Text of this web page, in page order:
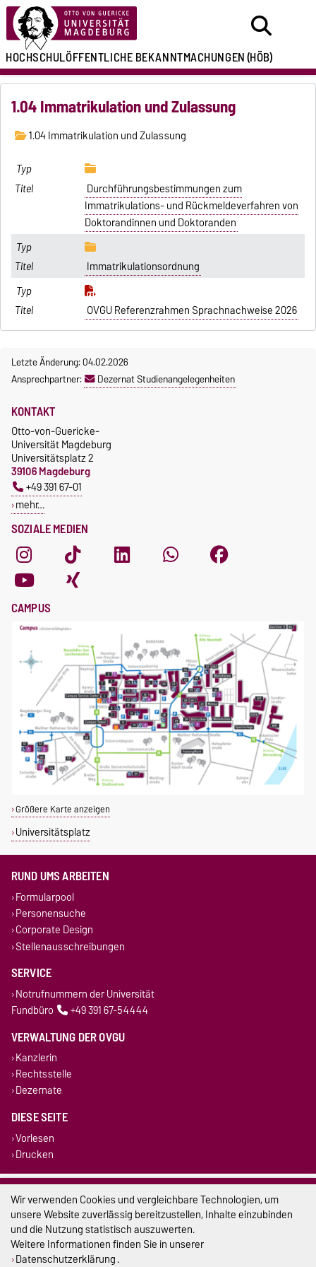
HOCHSCHULÖFFENTLICHEBEKANNTMACHUNGEN(HÖB)
1.04 Immatrikulation und Zulassung
1.04 Immatrikulation und Zulassung
Durchführungsbestimmungen zum
Immatrikulations- und Rückmeldeverfahren von
Doktorandinnen und Doktoranden
Immatrikulationsordnung
OVGU Referenzrahmen Sprachnachweise 2026
Letzte Änderung: 04.02.2026
Ansprechpartner:
Dezernat Studienangelegenheiten
SOZIALE MEDIEN
KONTAKT
Otto-von-Guericke-
Universität Magdeburg
Universitätsplatz 2
39106 Magdeburg
+49 391 67-01
mehr…
CAMPUS
Größere Karte anzeigen
Universitätsplatz
RUND UMS ARBEITEN
Formularpool
Personensuche
Corporate Design
Stellenausschreibungen
SERVICE
Notrufnummern der Universität
Fundbüro
+49 391 67-54444
VERWALTUNG DER OVGU
Kanzlerin
Rechtsstelle
Dezernate
DIESE SEITE
Vorlesen
Drucken
Impressum
Datenschutz
Barrierefreiheit
Wir verwenden Cookies und vergleichbare Technologien, um
unsere Website zuverlässig bereitzustellen, Inhalte einzubinden
und die Nutzung statistisch auszuwerten.
Weitere Informationen finden Sie in unserer
Datenschutzerklärung.